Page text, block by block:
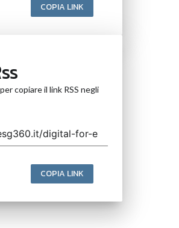
COPIA LINK
copiare il link RSS negli
COPIA LINK